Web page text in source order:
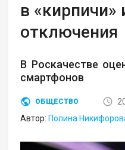
в «кирпичи»
отключения
В Роскачестве
смартфонов
ОБЩЕСТВО
Автор: Полина